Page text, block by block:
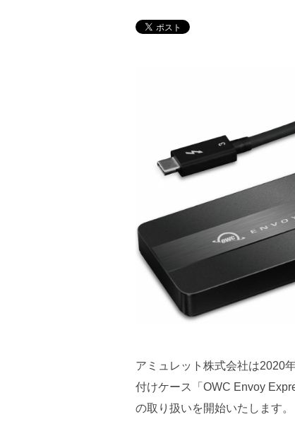
アミュレット株式会社は2020
付けケース「OWC Envoy
の取り扱いを開始いたし